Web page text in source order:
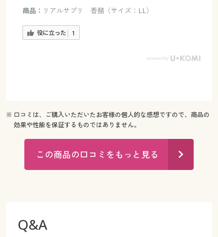
商品： リアルサプリ 香醋（サイズ：LL）
役に立った 1
※ 口コミは、ご購入いただいたお客様の個人的な感想ですので、商品の
効果や性能を保証するものではありません。
この商品の口コミをもっと見る
Q&A